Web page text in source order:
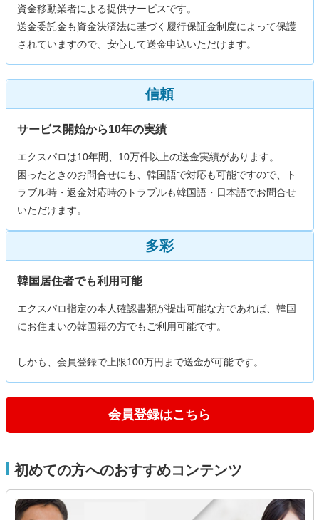
資金移動業者による提供サービスです。
送金委託金も資金決済法に基づく履行保証金制度によって保護
されていますので、安心して送金申込いただけます。
信頼
サービス開始から10年の実績
エクスパロは10年間、10万件以上の送金実績があります。
困ったときのお問合せにも、韓国語で対応も可能ですので、ト
ラブル時・返金対応時のトラブルも韓国語・日本語でお問合せ
いただけます。
多彩
韓国居住者でも利用可能
エクスパロ指定の本人確認書類が提出可能な方であれば、韓国
にお住まいの韓国籍の方でもご利用可能です。
しかも、会員登録で上限100万円まで送金が可能です。
会員登録はこちら
初めての方へのおすすめコンテンツ